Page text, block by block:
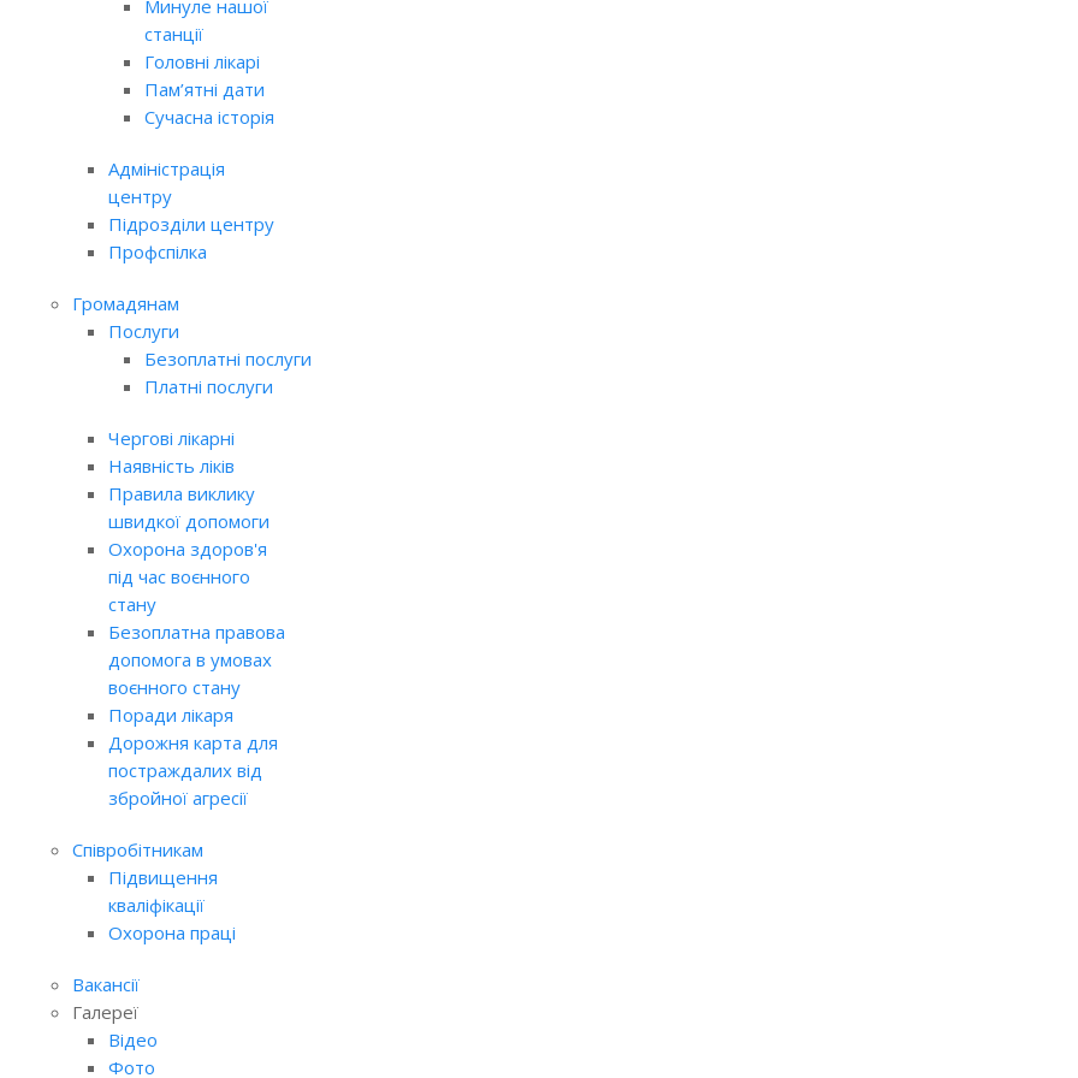
Минуле нашої
станції
Головні лікарі
Пам’ятні дати
Сучасна історія
Адміністрація
центру
Підрозділи центру
Профспілка
Громадянам
Послуги
Безоплатні послуги
Платні послуги
Чергові лікарні
Наявність ліків
Правила виклику
швидкої допомоги
Охорона здоров'я
під час воєнного
стану
Безоплатна правова
допомога в умовах
воєнного стану
Поради лікаря
Дорожня карта для
постраждалих від
збройної агресії
Співробітникам
Підвищення
кваліфікації
Охорона праці
Вакансії
Галереї
Відео
Фото